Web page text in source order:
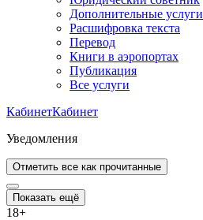
Дополнительные услуги
Расшифровка текста
Перевод
Книги в аэропортах
Публикация
Все услуги
КабинетКабинет
Уведомления
Отметить все как прочитанные
Показать ещё
18+